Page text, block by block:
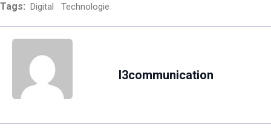
Tags: Digital Technologie
l3communication